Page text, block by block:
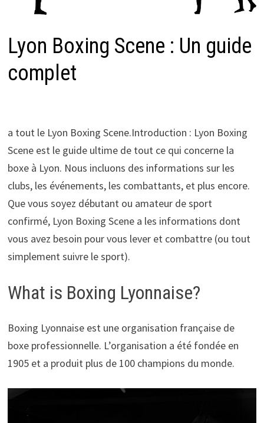
Lyon Boxing Scene : Un guide
complet
a tout le Lyon Boxing Scene.Introduction : Lyon Boxing
Scene est le guide ultime de tout ce qui concerne la
boxe à Lyon. Nous incluons des informations sur les
clubs, les événements, les combattants, et plus encore.
Que vous soyez débutant ou amateur de sport
confirmé, Lyon Boxing Scene a les informations dont
vous avez besoin pour vous lever et combattre (ou tout
simplement suivre le sport).
What is Boxing Lyonnaise?
Boxing Lyonnaise est une organisation française de
boxe professionnelle. L’organisation a été fondée en
1905 et a produit plus de 100 champions du monde.